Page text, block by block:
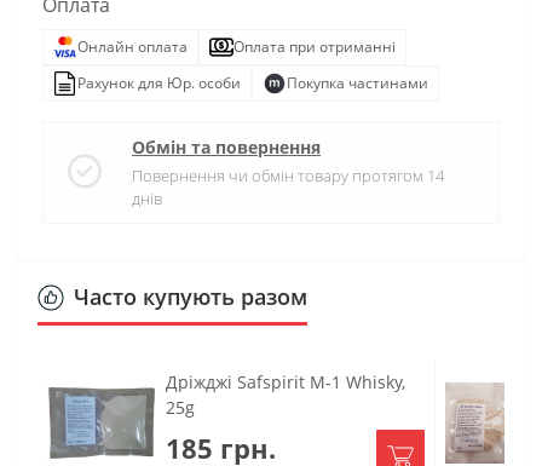
Онлайн оплата
Оплата при отриманні
Рахунок для Юр. особи
Покупка частинами
Обмін та повернення
Повернення чи обмін товару протягом 14
днів
Часто купують разом
Дріжджі Safspirit M-1 Whisky,
25g
185 грн.